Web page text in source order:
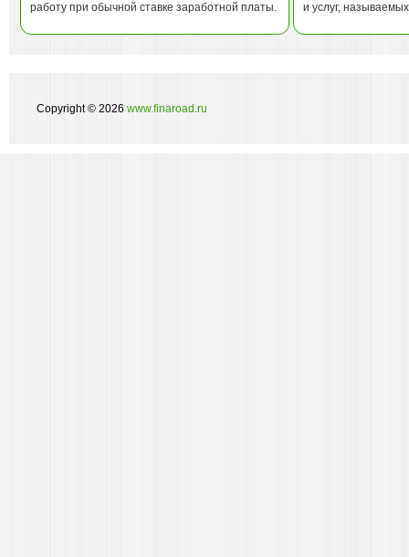
работу при обычной ставке заработной платы.
и услуг,
Copyright © 2026 www.finaroad.ru